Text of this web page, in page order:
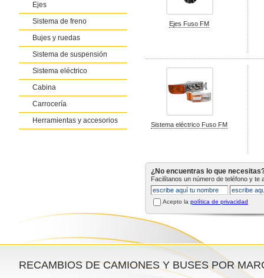
Ejes
Sistema de freno
Bujes y ruedas
Sistema de suspensión
Sistema eléctrico
Cabina
Carrocería
Herramientas y accesorios
Ejes Fuso FM
Sistema eléctrico Fuso FM
¿No encuentras lo que
Facilítanos un número de teléfono y te
Acepto la política de privacidad
RECAMBIOS DE CAMIONES Y BUSES POR